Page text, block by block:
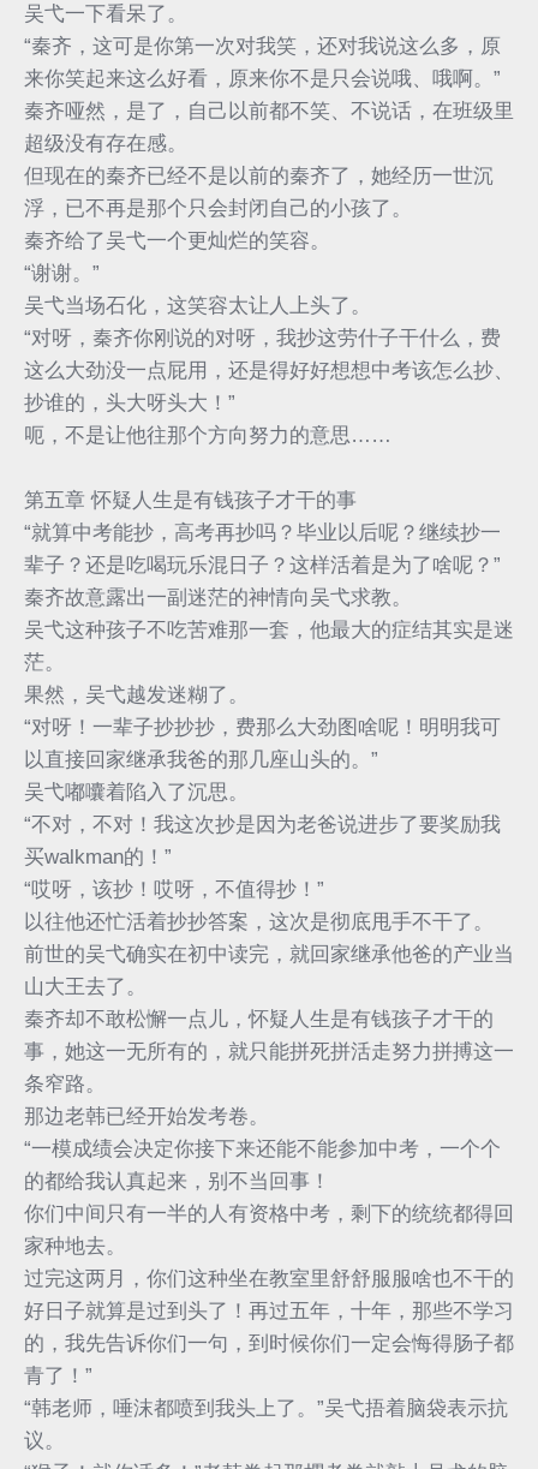
吴弋一下看呆了。
“秦齐，这可是你第一次对我笑，还对我说这么多，原
来你笑起来这么好看，原来你不是只会说哦、哦啊。”
秦齐哑然，是了，自己以前都不笑、不说话，在班级里
超级没有存在感。
但现在的秦齐已经不是以前的秦齐了，她经历一世沉
浮，已不再是那个只会封闭自己的小孩了。
秦齐给了吴弋一个更灿烂的笑容。
“谢谢。”
吴弋当场石化，这笑容太让人上头了。
“对呀，秦齐你刚说的对呀，我抄这劳什子干什么，费
这么大劲没一点屁用，还是得好好想想中考该怎么抄、
抄谁的，头大呀头大！”
呃，不是让他往那个方向努力的意思……
第五章 怀疑人生是有钱孩子才干的事
“就算中考能抄，高考再抄吗？毕业以后呢？继续抄一
辈子？还是吃喝玩乐混日子？这样活着是为了啥呢？”
秦齐故意露出一副迷茫的神情向吴弋求教。
吴弋这种孩子不吃苦难那一套，他最大的症结其实是迷
茫。
果然，吴弋越发迷糊了。
“对呀！一辈子抄抄抄，费那么大劲图啥呢！明明我可
以直接回家继承我爸的那几座山头的。”
吴弋嘟囔着陷入了沉思。
“不对，不对！我这次抄是因为老爸说进步了要奖励我
买walkman的！”
“哎呀，该抄！哎呀，不值得抄！”
以往他还忙活着抄抄答案，这次是彻底甩手不干了。
前世的吴弋确实在初中读完，就回家继承他爸的产业当
山大王去了。
秦齐却不敢松懈一点儿，怀疑人生是有钱孩子才干的
事，她这一无所有的，就只能拼死拼活走努力拼搏这一
条窄路。
那边老韩已经开始发考卷。
“一模成绩会决定你接下来还能不能参加中考，一个个
的都给我认真起来，别不当回事！
你们中间只有一半的人有资格中考，剩下的统统都得回
家种地去。
过完这两月，你们这种坐在教室里舒舒服服啥也不干的
好日子就算是过到头了！再过五年，十年，那些不学习
的，我先告诉你们一句，到时候你们一定会悔得肠子都
青了！”
“韩老师，唾沫都喷到我头上了。”吴弋捂着脑袋表示抗
议。